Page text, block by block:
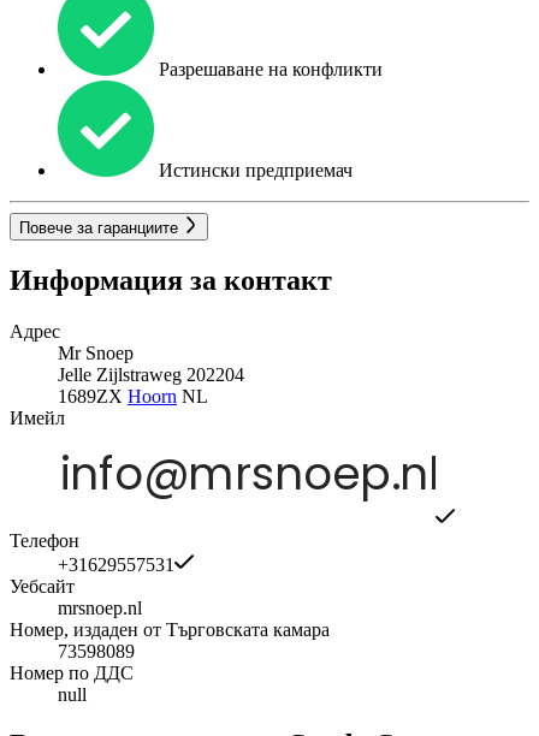
Разрешаване на конфликти
Истински предприемач
Повече за гаранциите
Информация за контакт
Адрес
Mr Snoep
Jelle Zijlstraweg 202204
1689ZX Hoorn NL
Имейл
Телефон
+31629557531
Уебсайт
mrsnoep.nl
Номер, издаден от Търговската камара
73598089
Номер по ДДС
null